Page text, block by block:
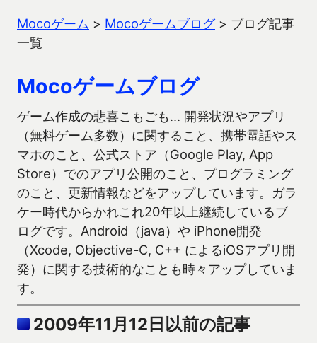
Mocoゲーム > Mocoゲームブログ> ブログ記事
一覧
Mocoゲームブログ
ゲーム作成の悲喜こもごも… 開発状況やアプリ
（無料ゲーム多数）に関すること、携帯電話やス
マホのこと、公式ストア（Google Play, App
Store）でのアプリ公開のこと、プログラミング
のこと、更新情報などをアップしています。ガラ
ケー時代からかれこれ20年以上継続しているブ
ログです。Android（java）や iPhone開発
（Xcode, Objective-C, C++ によるiOSアプリ開
発）に関する技術的なことも時々アップしていま
す。
2009年11月12日以前の記事